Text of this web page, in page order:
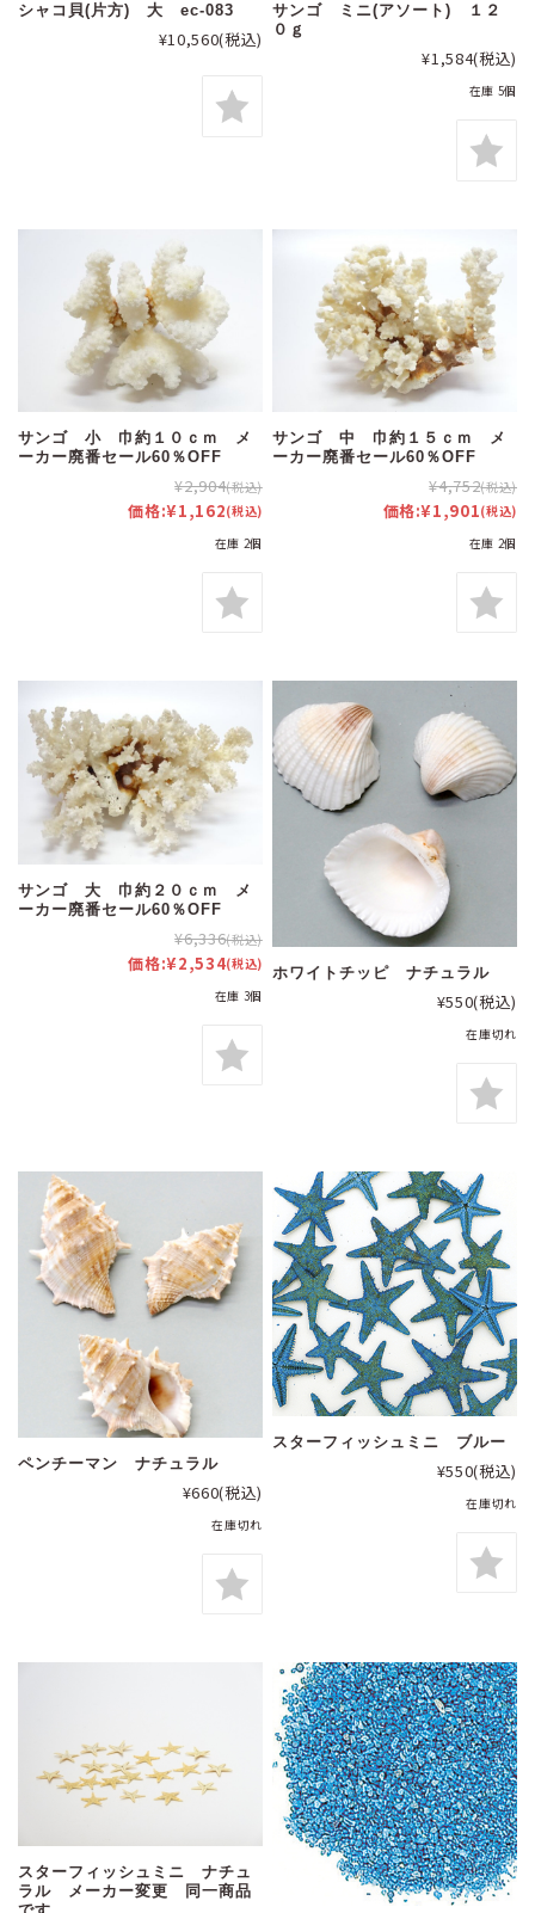
シャコ貝(片方) 大 ec-083
¥10,560(税込)
サンゴ ミニ(アソート) １２
０ｇ
¥1,584(税込)
在庫 5個
サンゴ 小 巾約１０ｃｍ メ
ーカー廃番セール60％OFF
¥2,904(税込)
価格:¥1,162(税込)
在庫 2個
サンゴ 中 巾約１５ｃｍ メ
ーカー廃番セール60％OFF
¥4,752(税込)
価格:¥1,901(税込)
在庫 2個
サンゴ 大 巾約２０ｃｍ メ
ーカー廃番セール60％OFF
¥6,336(税込)
価格:¥2,534(税込)
在庫 3個
ホワイトチッピ ナチュラル
¥550(税込)
在庫切れ
ペンチーマン ナチュラル
¥660(税込)
在庫切れ
スターフィッシュミニ ブルー
¥550(税込)
在庫切れ
スターフィッシュミニ ナチュ
ラル メーカー変更 同一商品